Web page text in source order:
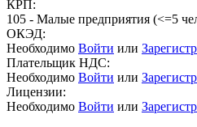
КРП:
105 - Малые предприятия (<=5
ОКЭД:
Необходимо Войти или
Плательщик НДС:
Необходимо Войти или
Лицензии:
Необходимо Войти или